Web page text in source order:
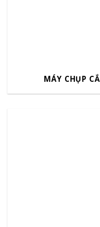
MÁY CHỤP